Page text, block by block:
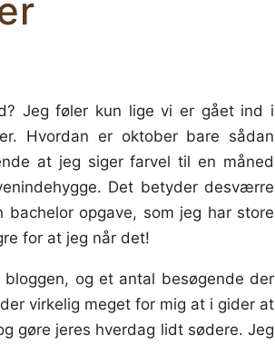
Jeg føler kun lige vi er gået ind i
Hvordan er oktober bare sådan
at jeg siger farvel til en måned
Det betyder desværre
opgave, som jeg har store
for at jeg når det!
og et antal besøgende der
virkelig meget for mig at i gider at
gøre jeres hverdag lidt sødere. Jeg